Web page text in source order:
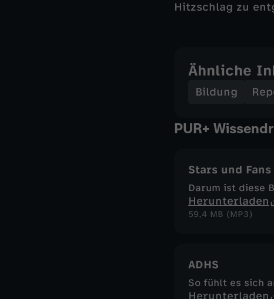
Hitzschlag zu
Ähnliche
Bildung
PUR+
Stars und Fans
Darum ist diese
Herunterladen
59,4 MB (MP3)
ADHS
So fühlt es sich
Herunterladen